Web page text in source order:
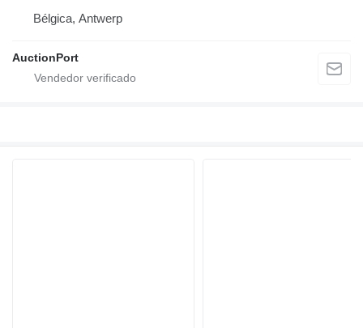
Bélgica, Antwerp
AuctionPort